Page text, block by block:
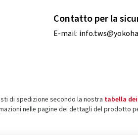
Contatto per la
E-mail:
di spedizione secondo la nostra tabella
nelle pagine dei dettagli del prodotto